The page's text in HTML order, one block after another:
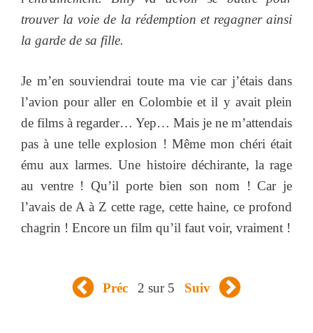
trouver la voie de la rédemption et regagner ainsi
la garde de sa fille.
Je m’en souviendrai toute ma vie car j’étais dans
l’avion pour aller en Colombie et il y avait plein
de films à regarder… Yep… Mais je ne m’attendais
pas à une telle explosion ! Même mon chéri était
ému aux larmes. Une histoire déchirante, la rage
au ventre ! Qu’il porte bien son nom ! Car je
l’avais de A à Z cette rage, cette haine, ce profond
chagrin ! Encore un film qu’il faut voir, vraiment !
Préc 2 sur 5 Suiv